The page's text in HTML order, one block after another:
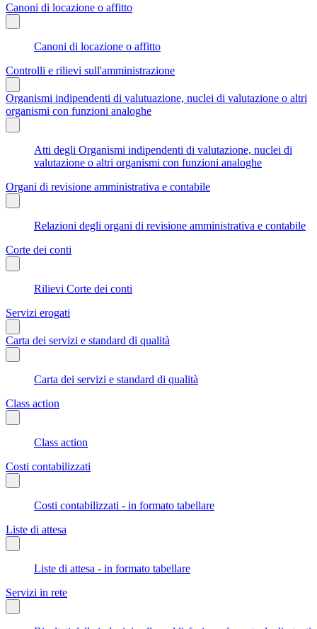
Canoni di locazione o affitto
Canoni di locazione o affitto
Controlli e rilievi sull'amministrazione
Organismi indipendenti di valutuazione, nuclei di valutazione o altri
organismi con funzioni analoghe
Atti degli Organismi indipendenti di valutazione, nuclei di
valutazione o altri organismi con funzioni analoghe
Organi di revisione amministrativa e contabile
Relazioni degli organi di revisione amministrativa e contabile
Corte dei conti
Rilievi Corte dei conti
Servizi erogati
Carta dei servizi e standard di qualità
Carta dei servizi e standard di qualità
Class action
Class action
Costi contabilizzati
Costi contabilizzati - in formato tabellare
Liste di attesa
Liste di attesa - in formato tabellare
Servizi in rete